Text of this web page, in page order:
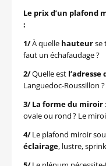
Le prix d’un plafond
:
1/À quelle hauteurse
faut un échafaudage ?
2/Quelle est
Languedoc-Roussillon ?
3/ La forme du miroir
ovale ou rond ? Le
4/Le plafond miroir
éclairage, lustre,